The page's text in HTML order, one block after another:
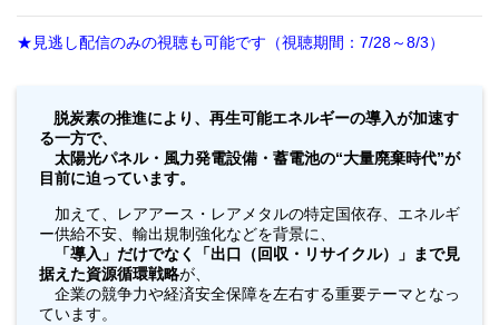
★見逃し配信のみの視聴も可能です（視聴期間：7/28～8/3）
脱炭素の推進により、再生可能エネルギーの導入が加速す
る一方で、
太陽光パネル・風力発電設備・蓄電池の“大量廃棄時代”が
目前に迫っています。
加えて、レアアース・レアメタルの特定国依存、エネルギ
ー供給不安、輸出規制強化などを背景に、
「導入」だけでなく「出口（回収・リサイクル）」まで見
据えた資源循環戦略が、
企業の競争力や経済安全保障を左右する重要テーマとなっ
ています。